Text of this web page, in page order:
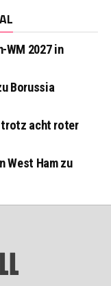
WM 2027 in
Borussia
trotz acht roter
West Ham zu